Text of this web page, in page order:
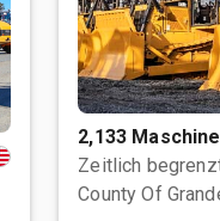
2,133
Zeitlich